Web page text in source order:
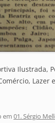
Ilustrada,
Lazer
em 01. Sérgio